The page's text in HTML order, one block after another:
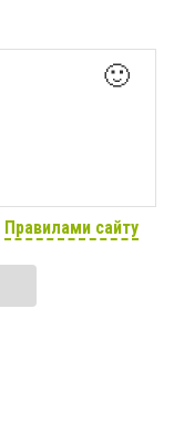
🙂
Правилами сайту